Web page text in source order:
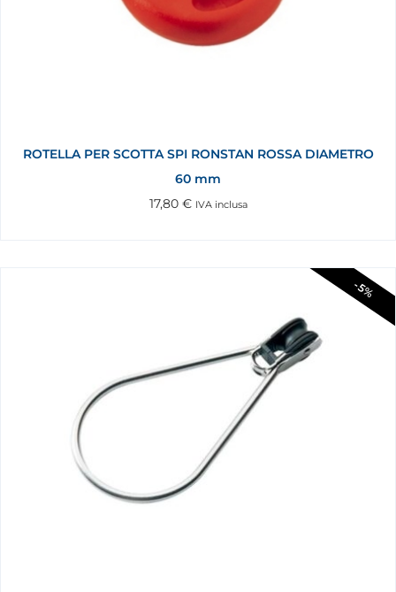
ROTELLA PER SCOTTA SPI RONSTAN ROSSA DIAMETRO
60 mm
17,80 € IVA inclusa
-5%